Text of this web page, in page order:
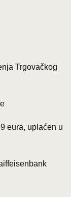
Trgovačkog
eura, uplaćen u